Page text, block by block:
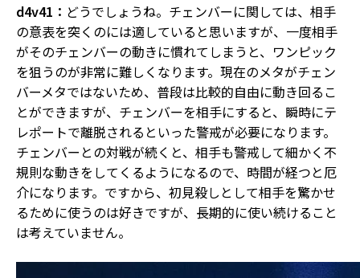
d4v41： どうでしょうね。チェンバーに関しては、相手
の意表を突くのには適していると思いますが、一度相手
がそのチェンバーの動きに慣れてしまうと、ワンピック
を狙うのが非常に難しくなります。現在のメタがチェン
バーメタではないため、普段は比較的自由に動き回るこ
とができますが、チェンバーを相手にすると、瞬時にテ
レポートで離脱されるといった警戒が必要になります。
チェンバーとの対戦が続くと、相手も警戒して細かく不
規則な動きをしてくるようになるので、時間が経つと厄
介になります。ですから、初見殺しとして相手を驚かせ
るために使うのは好きですが、長期的に使い続けること
は考えていません。